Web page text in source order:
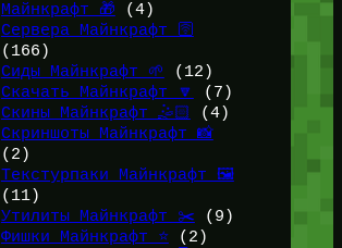
Майнкрафт 🎁 (4)
Сервера Майнкрафт 🛜
(166)
Сиды Майнкрафт 🌱
(12)
Скачать Майнкрафт 🔽
(7)
Скины Майнкрафт 🤹🏻
(4)
Скриншоты Майнкрафт 📸
(2)
Текстурпаки Майнкрафт 🖼️
(11)
Утилиты Майнкрафт ✂️ (9)
Фишки Майнкрафт ⭐(2)